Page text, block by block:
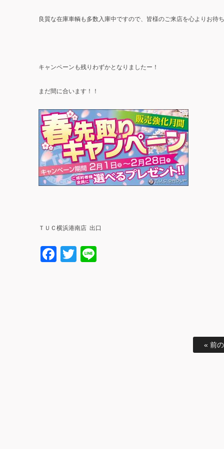
良質な在庫車輌も多数入庫中ですので、皆様のご来店を心よりお待ち
キャンペーンも残りわずかとなりましたー！
まだ間に合います！！
ＴＵＣ横浜港南店 出口
Facebook
Twitter
« 前